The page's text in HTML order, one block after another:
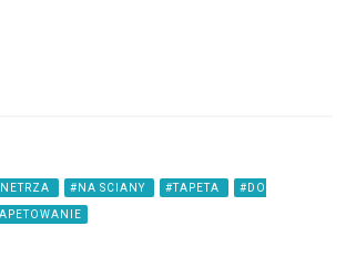
#NA SCIANY #TAPETA #DO